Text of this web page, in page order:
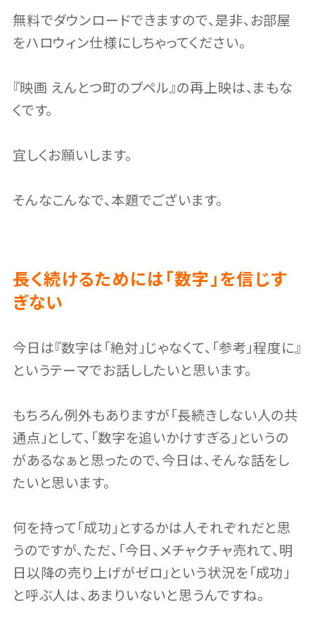
無料でダウンロードできますので、是非、お部屋
をハロウィン仕様にしちゃってください。
『映画 えんとつ町のプペル』の再上映は、まもな
くです。
宜しくお願いします。
そんなこんなで、本題でございます。
長く続けるためには「数字」を信じす
ぎない
今日は『数字は「絶対」じゃなくて、「参考」程度に』
というテーマでお話ししたいと思います。
もちろん例外もありますが「長続きしない人の共
通点」として、「数字を追いかけすぎる」というの
があるなぁと思ったので、今日は、そんな話をし
たいと思います。
何を持って「成功」とするかは人それぞれだと思
うのですが、ただ、「今日、メチャクチャ売れて、明
日以降の売り上げがゼロ」という状況を「成功」
と呼ぶ人は、あまりいないと思うんですね。